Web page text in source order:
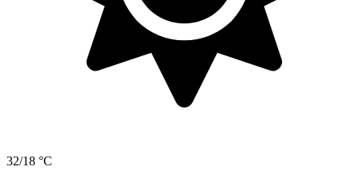
32/18 °C